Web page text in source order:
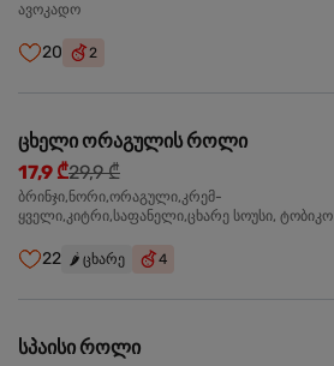
ავოკადო
20 2
ცხელი ორაგულის როლი
17,9 ₾29,9 ₾
ბრინჯი,ნორი,ორაგული,კრემ-
ყველი,კიტრი,საფანელი,ცხარე სოუსი, ტობიკო
22 🌶️ ცხარე 4
სპაისი როლი